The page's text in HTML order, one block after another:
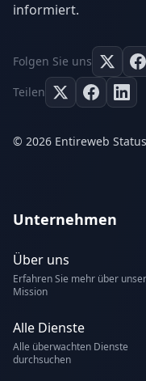
informiert.
Folgen Sie uns
Teilen
© 2026 Entireweb
Unternehmen
Über uns
Erfahren Sie mehr über
Mission
Alle Dienste
Alle überwachten Dienste
durchsuchen